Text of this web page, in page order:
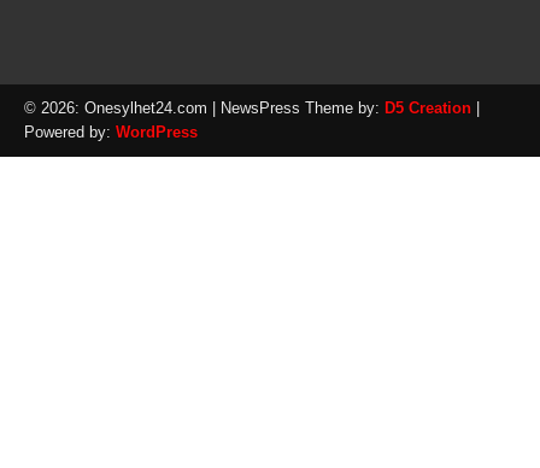
© 2026: Onesylhet24.com | NewsPress Theme by: D5 Creation
Powered by: WordPress